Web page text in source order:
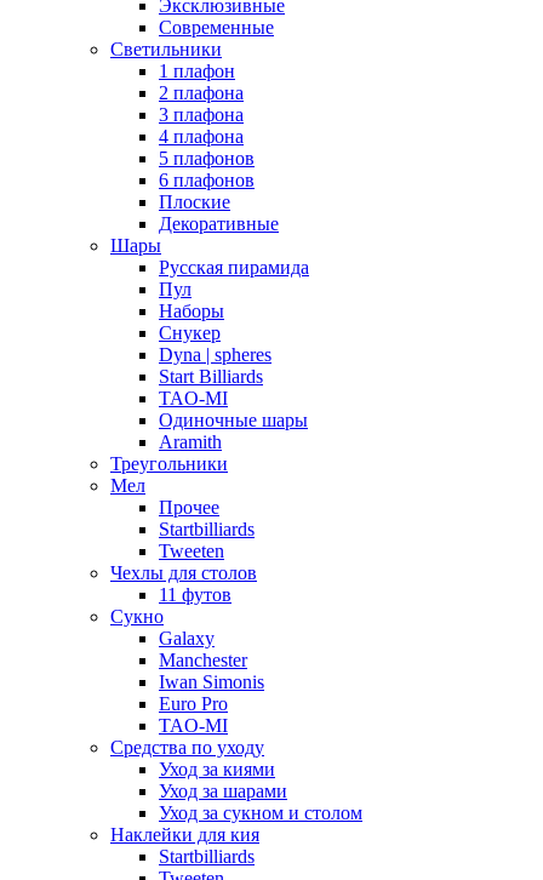
Эксклюзивные
Современные
Светильники
1 плафон
2 плафона
3 плафона
4 плафона
5 плафонов
6 плафонов
Плоские
Декоративные
Шары
Русская пирамида
Пул
Наборы
Снукер
Dyna | spheres
Start Billiards
TAO-MI
Одиночные шары
Aramith
Треугольники
Мел
Прочее
Startbilliards
Tweeten
Чехлы для столов
11 футов
Сукно
Galaxy
Manchester
Iwan Simonis
Euro Pro
TAO-MI
Средства по уходу
Уход за киями
Уход за шарами
Уход за сукном и столом
Наклейки для кия
Startbilliards